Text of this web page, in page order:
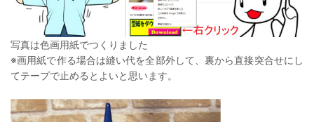
写真は色画用紙でつくりました
※画用紙で作る場合は縫い代を全部外して、裏から直接突合せにし
てテープで止めるとよいと思います。